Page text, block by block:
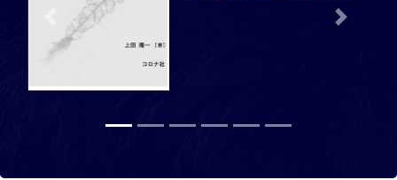
Previous Next